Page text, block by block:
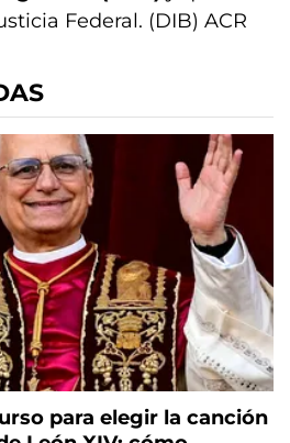
Federal. (DIB) ACR
para elegir la canción